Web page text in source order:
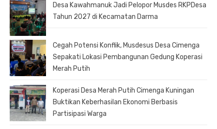
Desa Kawahmanuk Jadi Pelopor Musdes RKPDesa
Tahun 2027 di Kecamatan Darma
Cegah Potensi Konflik, Musdesus Desa Cimenga
Sepakati Lokasi Pembangunan Gedung Koperasi
Merah Putih
Koperasi Desa Merah Putih Cimenga Kuningan
Buktikan Keberhasilan Ekonomi Berbasis
Partisipasi Warga